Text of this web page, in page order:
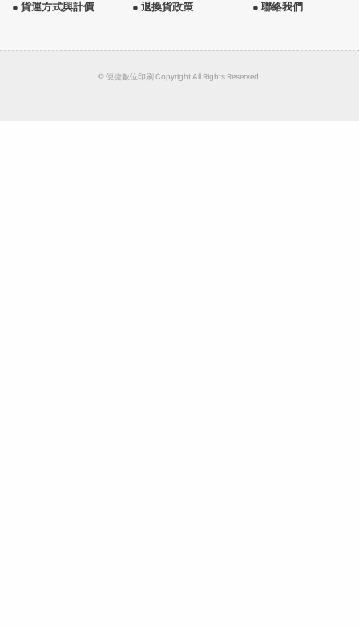
● 貨運方式與計價
● 退換貨政策 ● 聯絡我們
© 便捷數位印刷 Copyright All Rights Reserved.